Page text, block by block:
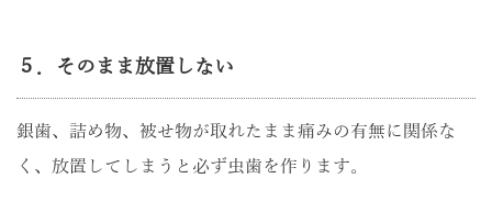
５．そのまま放置しない
銀歯、詰め物、被せ物が取れたまま痛みの有無に関係な
く、放置してしまうと必ず虫歯を作ります。